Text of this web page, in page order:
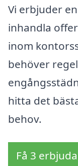
Vi erbjuder
inhandla
inom
behöver
hitta det
behov.
Få 3